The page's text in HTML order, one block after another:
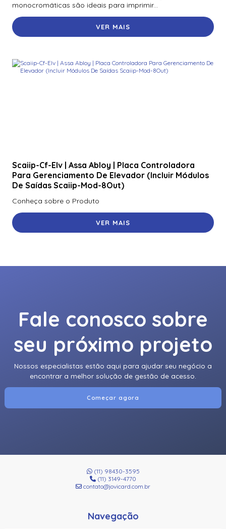
monocromáticas são ideais para imprimir...
VER MAIS
Scaiip-Cf-Elv | Assa Abloy | Placa Controladora
Para Gerenciamento De Elevador (Incluir Módulos
De Saídas Scaiip-Mod-8Out)
Conheça sobre o Produto
VER MAIS
Fale conosco sobre
seu próximo projeto
Nossos especialistas estão aqui para ajudar seu negócio a
encontrar a melhor solução de gestão de acesso.
Começar agora
(11) 98430-3595
(11) 3149-4770
contato@jovicard.com.br
Navegação